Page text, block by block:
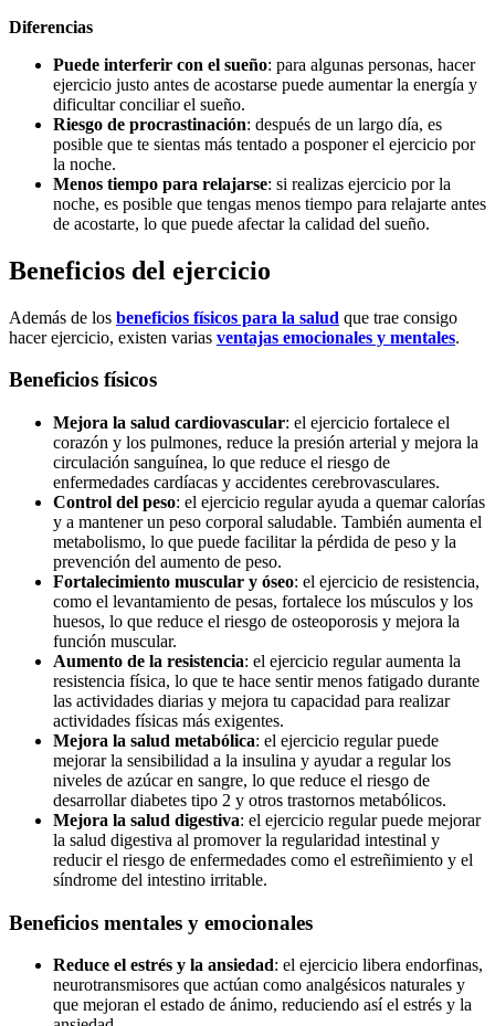
Diferencias
Puede interferir con el sueño: para algunas personas, hacer
ejercicio justo antes de acostarse puede aumentar la energía y
dificultar conciliar el sueño.
Riesgo de procrastinación: después de un largo día, es
posible que te sientas más tentado a posponer el ejercicio por
la noche.
Menos tiempo para relajarse: si realizas ejercicio por la
noche, es posible que tengas menos tiempo para relajarte antes
de acostarte, lo que puede afectar la calidad del sueño.
Beneficios del ejercicio
Además de los beneficios físicos para la salud que trae consigo
hacer ejercicio, existen varias ventajas emocionales y mentales.
Beneficios físicos
Mejora la salud cardiovascular: el ejercicio fortalece el
corazón y los pulmones, reduce la presión arterial y mejora la
circulación sanguínea, lo que reduce el riesgo de
enfermedades cardíacas y accidentes cerebrovasculares.
Control del peso: el ejercicio regular ayuda a quemar calorías
y a mantener un peso corporal saludable. También aumenta el
metabolismo, lo que puede facilitar la pérdida de peso y la
prevención del aumento de peso.
Fortalecimiento muscular y óseo: el ejercicio de resistencia,
como el levantamiento de pesas, fortalece los músculos y los
huesos, lo que reduce el riesgo de osteoporosis y mejora la
función muscular.
Aumento de la resistencia: el ejercicio regular aumenta la
resistencia física, lo que te hace sentir menos fatigado durante
las actividades diarias y mejora tu capacidad para realizar
actividades físicas más exigentes.
Mejora la salud metabólica: el ejercicio regular puede
mejorar la sensibilidad a la insulina y ayudar a regular los
niveles de azúcar en sangre, lo que reduce el riesgo de
desarrollar diabetes tipo 2 y otros trastornos metabólicos.
Mejora la salud digestiva: el ejercicio regular puede mejorar
la salud digestiva al promover la regularidad intestinal y
reducir el riesgo de enfermedades como el estreñimiento y el
síndrome del intestino irritable.
Beneficios mentales y emocionales
Reduce el estrés y la ansiedad: el ejercicio libera endorfinas,
neurotransmisores que actúan como analgésicos naturales y
que mejoran el estado de ánimo, reduciendo así el estrés y la